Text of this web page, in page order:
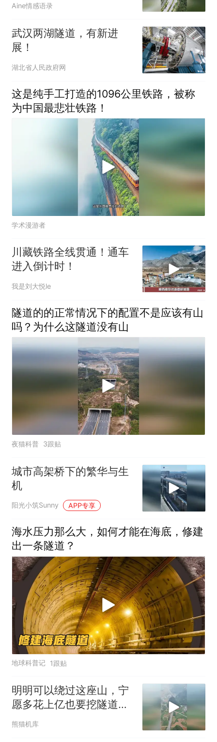
Aine情感语录
武汉两湖隧道，有新进
展！
湖北省人民政府网
这是纯手工打造的1096公里铁路，被称
为中国最悲壮铁路！
学术漫游者
川藏铁路全线贯通！通车
进入倒计时！
我是刘大悦le
隧道的的正常情况下的配置不是应该有山
吗？为什么这隧道没有山
夜猫科普 3跟贴
城市高架桥下的繁华与生
机
阳光小筑Sunny APP专享
海水压力那么大，如何才能在海底，修建
出一条隧道？
地球科普记 1跟贴
明明可以绕过这座山，宁
愿多花上亿也要挖隧道的
真正原因是什么呢
熊猫机库